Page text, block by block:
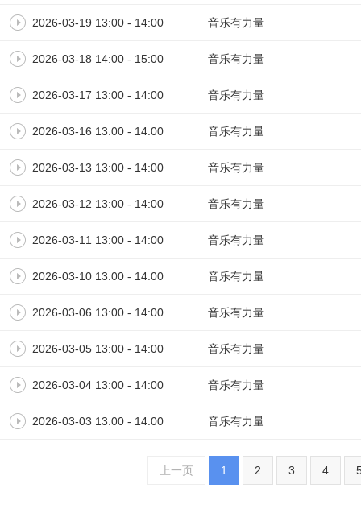
2026-03-19 13:00 - 14:00 音乐有力量
2026-03-18 14:00 - 15:00 音乐有力量
2026-03-17 13:00 - 14:00 音乐有力量
2026-03-16 13:00 - 14:00 音乐有力量
2026-03-13 13:00 - 14:00 音乐有力量
2026-03-12 13:00 - 14:00 音乐有力量
2026-03-11 13:00 - 14:00 音乐有力量
2026-03-10 13:00 - 14:00 音乐有力量
2026-03-06 13:00 - 14:00 音乐有力量
2026-03-05 13:00 - 14:00 音乐有力量
2026-03-04 13:00 - 14:00 音乐有力量
2026-03-03 13:00 - 14:00 音乐有力量
上一页 1 2 3 4